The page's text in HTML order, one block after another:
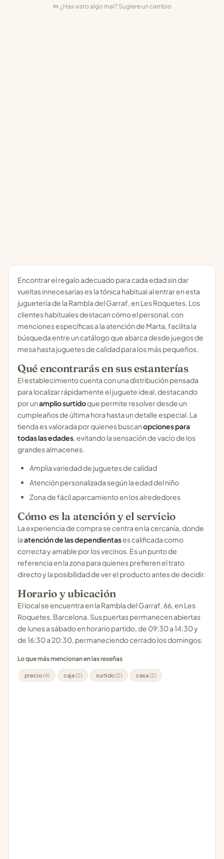
Encontrar el regalo adecuado para cada edad sin dar
vueltas innecesarias es la tónica habitual al entrar en esta
juguetería de la Rambla del Garraf, en Les Roquetes. Los
clientes habituales destacan cómo el personal, con
menciones específicas a la atención de Marta, facilita la
búsqueda entre un catálogo que abarca desde juegos de
mesa hasta juguetes de calidad para los más pequeños.
Qué encontrarás en sus estanterías
El establecimiento cuenta con una distribución pensada
para localizar rápidamente el juguete ideal, destacando
por unamplio surtidoque permite resolver desde un
cumpleaños de última hora hasta un detalle especial. La
tienda es valorada por quienes buscanopciones para
todas las edades, evitando la sensación de vacío de los
grandes almacenes.
Amplia variedad de juguetes de calidad
Atención personalizada según la edad del niño
Zona de fácil aparcamiento en los alrededores
Cómo es la atención y el servicio
La experiencia de compra se centra en la cercanía, donde
laatención de las dependientases calificada como
correcta y amable por los vecinos. Es un punto de
referencia en la zona para quienes prefieren el trato
directo y la posibilidad de ver el producto antes de decidir.
Horario y ubicación
El local se encuentra en la Rambla del Garraf, 66, en Les
Roquetes, Barcelona. Sus puertas permanecen abiertas
de lunes a sábado en horario partido, de 09:30 a 14:30 y
de 16:30 a 20:30, permaneciendo cerrado los domingos.
Lo que más mencionan en las reseñas
precio(4) caja(2) surtido(2) casa(2)
✏️ ¿Has visto algo mal? Sugiere un cambio